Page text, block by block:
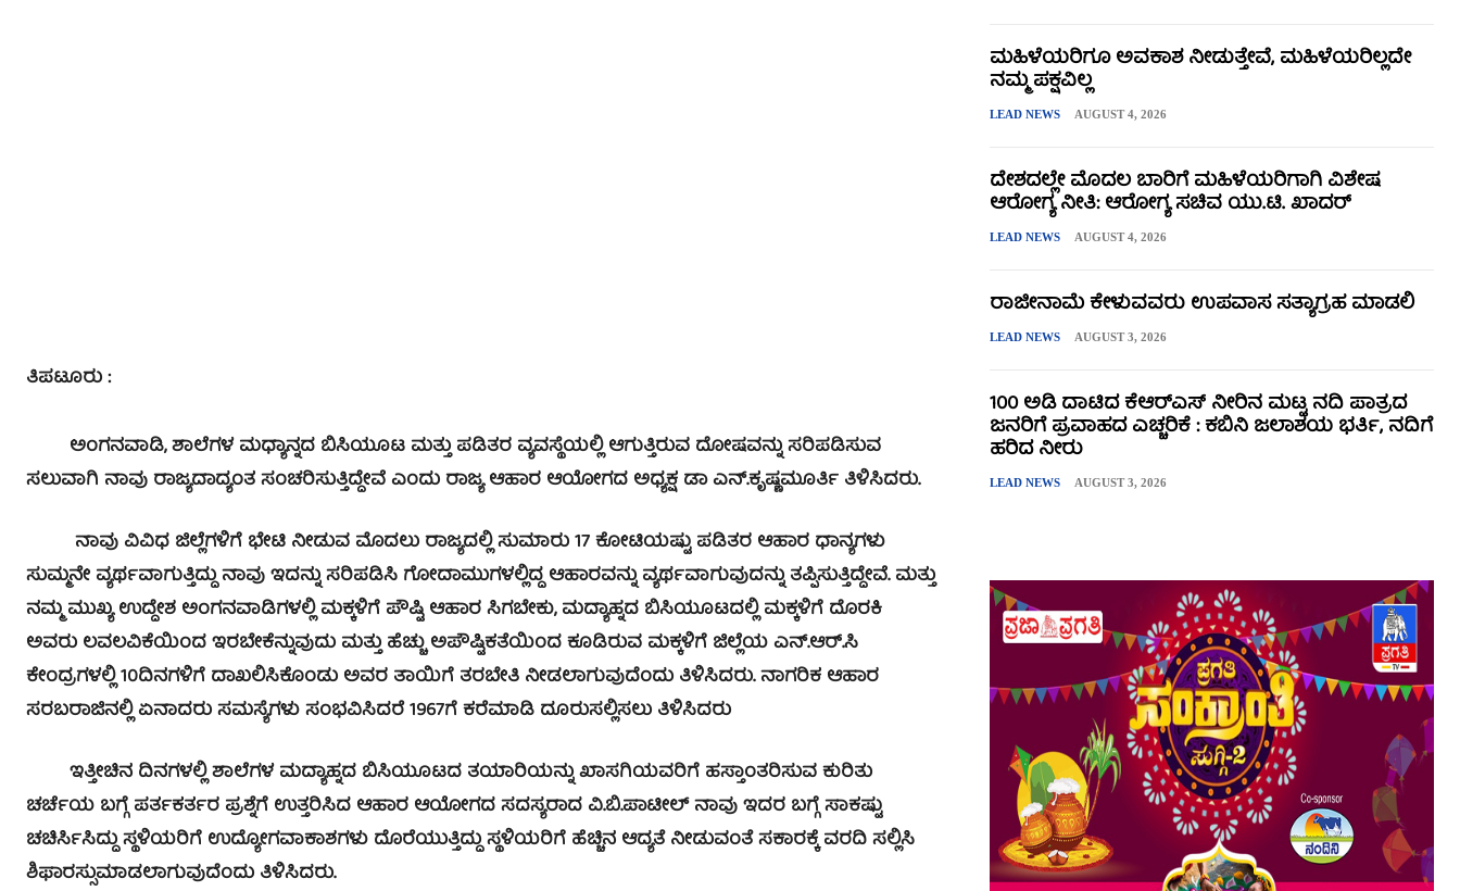
ತಿಪಟೂರು :
ಅಂಗನವಾಡಿ, ಶಾಲೆಗಳ ಮಧ್ಯಾನ್ನದ ಬಿಸಿಯೂಟ ಮತ್ತು ಪಡಿತರ ವ್ಯವಸ್ಥೆಯಲ್ಲಿ ಆಗುತ್ತಿರುವ ದೋಷವನ್ನು ಸರಿಪಡಿಸುವ
ಸಲುವಾಗಿ ನಾವು ರಾಜ್ಯದಾದ್ಯಂತ ಸಂಚರಿಸುತ್ತಿದ್ದೇವೆ ಎಂದು ರಾಜ್ಯ ಆಹಾರ ಆಯೋಗದ ಅಧ್ಯಕ್ಷ ಡಾ ಎನ್.ಕೃಷ್ಣಮೂರ್ತಿ ತಿಳಿಸಿದರು.
ನಾವು ವಿವಿಧ ಜಿಲ್ಲೆಗಳಿಗೆ ಭೇಟಿ ನೀಡುವ ಮೊದಲು ರಾಜ್ಯದಲ್ಲಿ ಸುಮಾರು 17 ಕೋಟಿಯಷ್ಟು ಪಡಿತರ ಆಹಾರ ಧಾನ್ಯಗಳು
ಸುಮ್ಮನೇ ವ್ಯರ್ಥವಾಗುತ್ತಿದ್ದು ನಾವು ಇದನ್ನು ಸರಿಪಡಿಸಿ ಗೋದಾಮುಗಳಲ್ಲಿದ್ದ ಆಹಾರವನ್ನು ವ್ಯರ್ಥವಾಗುವುದನ್ನು ತಪ್ಪಿಸುತ್ತಿದ್ದೇವೆ. ಮತ್ತು
ನಮ್ಮ ಮುಖ್ಯ ಉದ್ದೇಶ ಅಂಗನವಾಡಿಗಳಲ್ಲಿ ಮಕ್ಕಳಿಗೆ ಪೌಷ್ಟಿ ಆಹಾರ ಸಿಗಬೇಕು, ಮದ್ಯಾಹ್ನದ ಬಿಸಿಯೂಟದಲ್ಲಿ ಮಕ್ಕಳಿಗೆ ದೊರಕಿ
ಅವರು ಲವಲವಿಕೆಯಿಂದ ಇರಬೇಕೆನ್ನುವುದು ಮತ್ತು ಹೆಚ್ಚು ಅಪೌಷ್ಟಿಕತೆಯಿಂದ ಕೂಡಿರುವ ಮಕ್ಕಳಿಗೆ ಜಿಲ್ಲೆಯ ಎನ್.ಆರ್.ಸಿ
ಕೇಂದ್ರಗಳಲ್ಲಿ 10ದಿನಗಳಿಗೆ ದಾಖಲಿಸಿಕೊಂಡು ಅವರ ತಾಯಿಗೆ ತರಬೇತಿ ನೀಡಲಾಗುವುದೆಂದು ತಿಳಿಸಿದರು. ನಾಗರಿಕ ಆಹಾರ
ಸರಬರಾಜಿನಲ್ಲಿ ಏನಾದರು ಸಮಸ್ಯೆಗಳು ಸಂಭವಿಸಿದರೆ 1967ಗೆ ಕರೆಮಾಡಿ ದೂರುಸಲ್ಲಿಸಲು ತಿಳಿಸಿದರು
ಇತ್ತೀಚಿನ ದಿನಗಳಲ್ಲಿ ಶಾಲೆಗಳ ಮದ್ಯಾಹ್ನದ ಬಿಸಿಯೂಟದ ತಯಾರಿಯನ್ನು ಖಾಸಗಿಯವರಿಗೆ ಹಸ್ತಾಂತರಿಸುವ ಕುರಿತು
ಚರ್ಚೆಯ ಬಗ್ಗೆ ಪರ್ತಕರ್ತರ ಪ್ರಶ್ನೆಗೆ ಉತ್ತರಿಸಿದ ಆಹಾರ ಆಯೋಗದ ಸದಸ್ಯರಾದ ವಿ.ಬಿ.ಪಾಟೀಲ್ ನಾವು ಇದರ ಬಗ್ಗೆ ಸಾಕಷ್ಟು
ಚಚಿರ್ಸಿಸಿದ್ದು ಸ್ಥಳಿಯರಿಗೆ ಉದ್ಯೋಗವಾಕಾಶಗಳು ದೊರೆಯುತ್ತಿದ್ದು ಸ್ಥಳಿಯರಿಗೆ ಹೆಚ್ಚಿನ ಆದ್ಯತೆ ನೀಡುವಂತೆ ಸಕಾರಕ್ಕೆ ವರದಿ ಸಲ್ಲಿಸಿ
ಶಿಫಾರಸ್ಸುಮಾಡಲಾಗುವುದೆಂದು ತಿಳಿಸಿದರು.
ಮಹಿಳೆಯರಿಗೂ ಅವಕಾಶ ನೀಡುತ್ತೇವೆ, ಮಹಿಳೆಯರಿಲ್ಲದೇ
ನಮ್ಮ ಪಕ್ಷವಿಲ್ಲ
LEAD NEWS AUGUST 4, 2026
ದೇಶದಲ್ಲೇ ಮೊದಲ ಬಾರಿಗೆ ಮಹಿಳೆಯರಿಗಾಗಿ ವಿಶೇಷ
ಆರೋಗ್ಯ ನೀತಿ: ಆರೋಗ್ಯ ಸಚಿವ ಯು.ಟಿ. ಖಾದರ್
LEAD NEWS AUGUST 4, 2026
ರಾಜೀನಾಮೆ ಕೇಳುವವರು ಉಪವಾಸ ಸತ್ಯಾಗ್ರಹ ಮಾಡಲಿ
LEAD NEWS AUGUST 3, 2026
100 ಅಡಿ ದಾಟಿದ ಕೆಆರ್‌ಎಸ್ ನೀರಿನ ಮಟ್ಟ ನದಿ ಪಾತ್ರದ
ಜನರಿಗೆ ಪ್ರವಾಹದ ಎಚ್ಚರಿಕೆ : ಕಬಿನಿ ಜಲಾಶಯ ಭರ್ತಿ, ನದಿಗೆ
ಹರಿದ ನೀರು
LEAD NEWS AUGUST 3, 2026